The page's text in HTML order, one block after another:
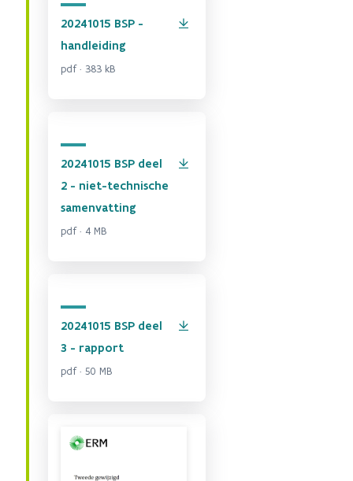
20241015 BSP -
handleiding
pdf · 383 kB
20241015 BSP deel
2 - niet-technische
samenvatting
pdf · 4 MB
20241015 BSP deel
3 - rapport
pdf · 50 MB